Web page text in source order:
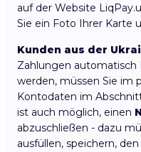
auf der Website
Sie ein Foto Ihrer Karte
Kunden aus der
Zahlungen
werden, müssen Sie im
Kontodaten im
ist auch möglich, einen
abzuschließen - dazu
ausfüllen, speichern,